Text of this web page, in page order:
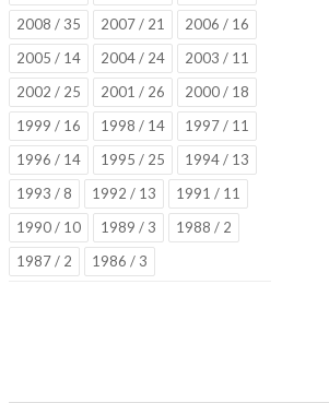
2008 / 35
2007 / 21
2006 / 16
2005 / 14
2004 / 24
2003 / 11
2002 / 25
2001 / 26
2000 / 18
1999 / 16
1998 / 14
1997 / 11
1996 / 14
1995 / 25
1994 / 13
1993 / 8
1992 / 13
1991 / 11
1990 / 10
1989 / 3
1988 / 2
1987 / 2
1986 / 3